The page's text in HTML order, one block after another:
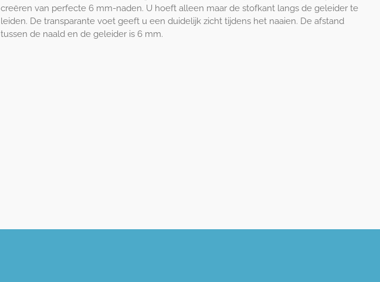
creëren van perfecte 6 mm-naden. U hoeft alleen maar de stofkant langs de geleider te
leiden. De transparante voet geeft u een duidelijk zicht tijdens het naaien. De afstand
tussen de naald en de geleider is 6 mm.